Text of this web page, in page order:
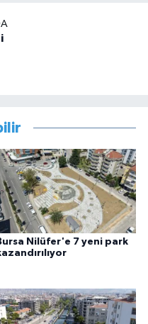
Nilüfer'e 7 yeni park